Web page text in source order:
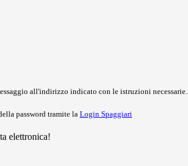
all'indirizzo indicato con le istruzioni necessarie.
password tramite la Login Spaggiari
elettronica!